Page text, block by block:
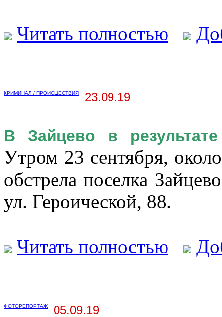
Читать полностью
КРИМИНАЛ / ПРОИСШЕСТВИЯ 23.09.19
В Зайцево в
Утром 23 сентября,
обстрела поселка
ул. Героической, 88.
Читать полностью
ФОТОРЕПОРТАЖ 05.09.19